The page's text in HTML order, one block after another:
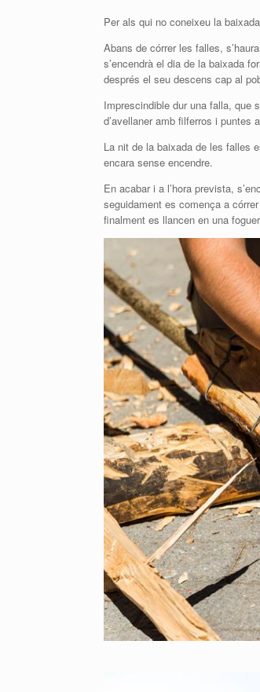
Per als qui no coneixeu la
Abans de córrer les falles,
s’encendrà el dia de la baixada
després el seu descens cap al
Imprescindible dur una falla, que
d’avellaner amb filferros i puntes
La nit de la baixada de les falles
encara sense encendre.
En acabar i a l’hora prevista,
seguidament es comença a
finalment es llancen en una